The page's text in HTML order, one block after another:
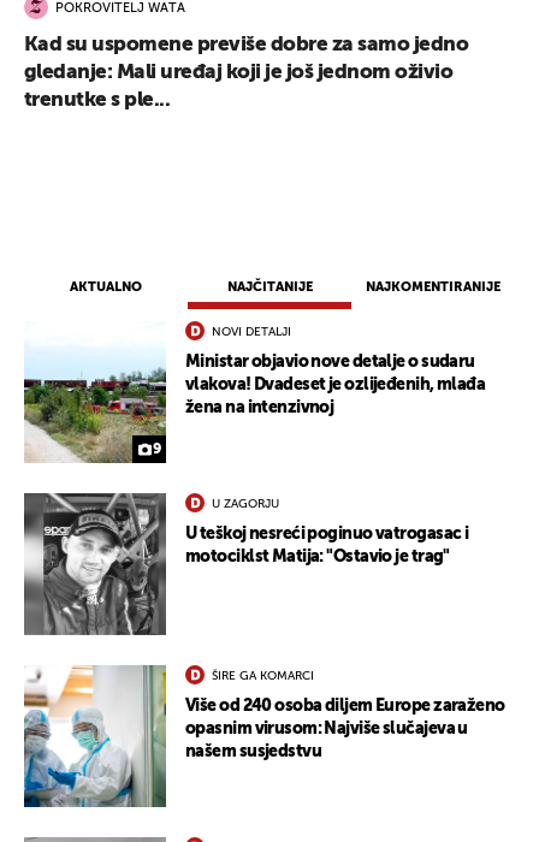
AKTUALNO NAJČITANIJE NAJKOMENTIRANIJE
9
NOVI DETALJI
Ministar objavio nove detalje o sudaru
vlakova! Dvadeset je ozlijeđenih, mlađa
žena na intenzivnoj
U ZAGORJU
U teškoj nesreći poginuo vatrogasac i
motociklst Matija: "Ostavio je trag"
ŠIRE GA KOMARCI
Više od 240 osoba diljem Europe zaraženo
opasnim virusom: Najviše slučajeva u
našem susjedstvu
POKROVITELJ WATA
Kad su uspomene previše dobre za samo jedno
gledanje: Mali uređaj koji je još jednom oživio
trenutke s ple...